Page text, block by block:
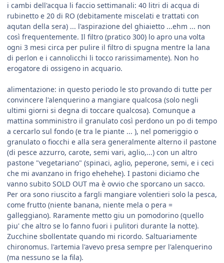
i cambi dell'acqua li faccio settimanali: 40 litri di acqua di
rubinetto e 20 di RO (debitamente miscelati e trattati con
aqutan della sera) ... l'aspirazione del ghiaietto ...ehm ... non
così frequentemente. Il filtro (pratico 300) lo apro una volta
ogni 3 mesi circa per pulire il filtro di spugna mentre la lana
di perlon e i cannolicchi li tocco rarissimamente). Non ho
erogatore di ossigeno in acquario.
alimentazione: in questo periodo le sto provando di tutte per
convincere l'alenquerino a mangiare qualcosa (solo negli
ultimi giorni si degna di toccare qualcosa). Comunque a
mattina somministro il granulato così perdono un po di tempo
a cercarlo sul fondo (e tra le piante ... ), nel pomeriggio o
granulato o fiocchi e alla sera generalmente alterno il pastone
(di pesce azzurro, carote, semi vari, aglio,...) con un altro
pastone "vegetariano" (spinaci, aglio, peperone, semi, e i ceci
che mi avanzano in frigo ehehehe). I pastoni diciamo che
vanno subito SOLD OUT ma è ovvio che sporcano un sacco.
Per ora sono riuscito a fargli mangiare volentieri solo la pesca,
come frutto (niente banana, niente mela o pera =
galleggiano). Raramente metto giu un pomodorino (quello
piu' che altro se lo fanno fuori i pulitori durante la notte).
Zucchine sbollentate quando mi ricordo. Saltuariamente
chironomus. l'artemia l'avevo presa sempre per l'alenquerino
(ma nessuno se la fila).